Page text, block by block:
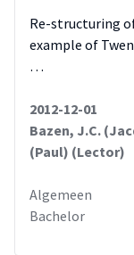
Re-structuring
example of
…
2012-12-01
Bazen, J.C.
(Paul) (Lector)
Algemeen
Bachelor